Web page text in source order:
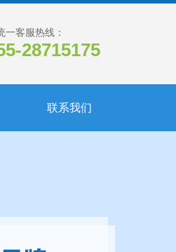
一客服热线：
28715175
联系我们